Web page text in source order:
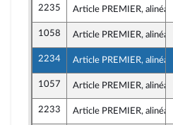
2235 Article PREMIER, alinéa 1
1058 Article PREMIER, alinéa 1
2234 Article PREMIER, alinéa 1
1057 Article PREMIER, alinéa 1
2233 Article PREMIER, alinéa 1